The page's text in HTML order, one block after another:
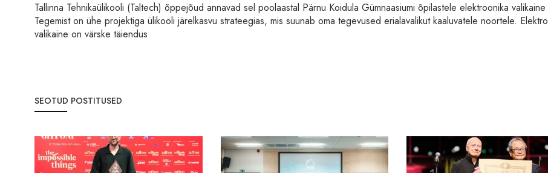
Tallinna Tehnikaülikooli (Taltech) õppejõud annavad sel poolaastal Pärnu Koidula Gümnaasiumi õpilastele elektroonika
Tegemist on ühe projektiga ülikooli järelkasvu strateegias, mis suunab oma tegevused erialavalikut kaaluvatele noortele.
valikaine on värske täiendus
SEOTUD POSTITUSED